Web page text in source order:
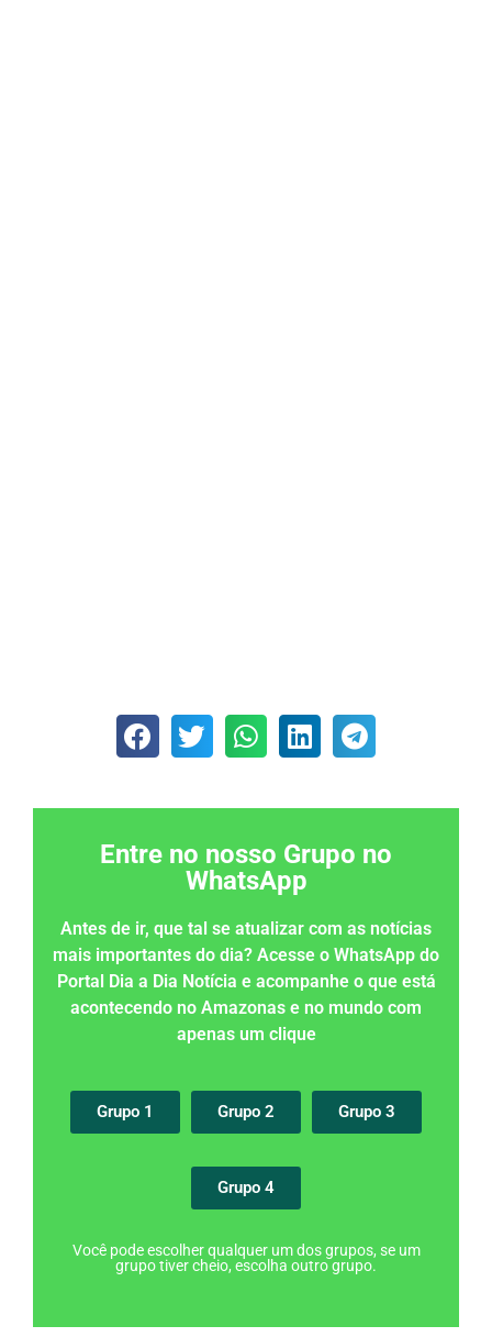
Entre no nosso Grupo no
WhatsApp
Antes de ir, que tal se atualizar com as notícias
mais importantes do dia? Acesse o WhatsApp do
Portal Dia a Dia Notícia e acompanhe o que está
acontecendo no Amazonas e no mundo com
apenas um clique
Grupo 1 Grupo 2 Grupo 3
Grupo 4
Você pode escolher qualquer um dos grupos, se um
grupo tiver cheio, escolha outro grupo.